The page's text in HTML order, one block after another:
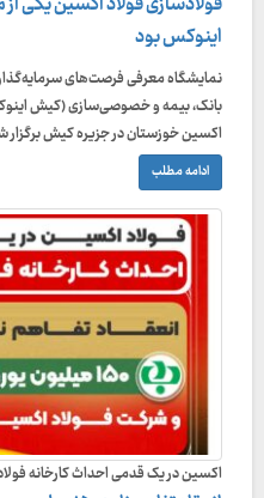
اینوکس بود
نمایشگاه معرفی فرصت‌های
اکسین خوزستان در جزیره کیش برگزار
ادامه مطلب
اکسین در یک قدمی احداث کارخانه